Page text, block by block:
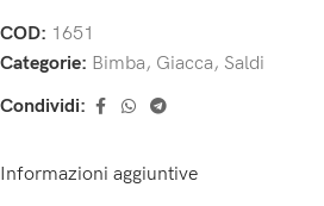
COD: 1651
Categorie: Bimba, Giacca, Saldi
Condividi:
Informazioni aggiuntive